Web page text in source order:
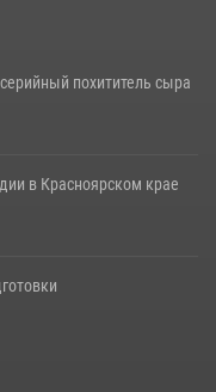
похититель сыра
в Красноярском крае